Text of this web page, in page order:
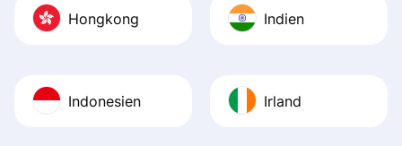
Hongkong Indien
Indonesien Irland